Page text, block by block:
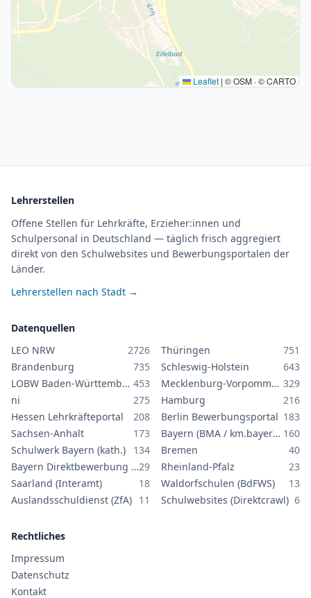
Leaflet | © OSM · © CARTO
Lehrerstellen
Offene Stellen für Lehrkräfte, Erzieher:innen und
Schulpersonal in Deutschland — täglich frisch aggregiert
direkt von den Schulwebsites und Bewerbungsportalen der
Länder.
Lehrerstellen nach Stadt →
Datenquellen
LEO NRW
2726 Thüringen
751
Brandenburg
735 Schleswig-Holstein
643
LOBW Baden-Württemberg 453 Mecklenburg-Vorpommern 329
ni
275 Hamburg
216
Hessen Lehrkräfteportal
208 Berlin Bewerbungsportal 183
Sachsen-Anhalt
173 Bayern (BMA / km.bayern.de) 160
Schulwerk Bayern (kath.)
134 Bremen
40
Bayern Direktbewerbung GS/MS29 Rheinland-Pfalz
23
Saarland (Interamt)
18 Waldorfschulen (BdFWS)
13
Auslandsschuldienst (ZfA) 11 Schulwebsites (Direktcrawl) 6
Rechtliches
Impressum
Datenschutz
Kontakt